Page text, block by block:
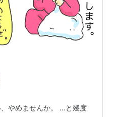
やめませんか。 …と幾度